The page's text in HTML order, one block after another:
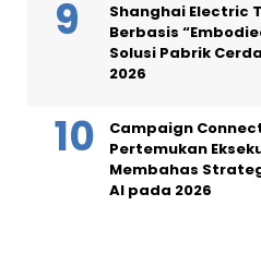
Shanghai Electric
Berbasis
Solusi Pabrik
2026
Campaign
Pertemukan
Membahas
AI pada 2026